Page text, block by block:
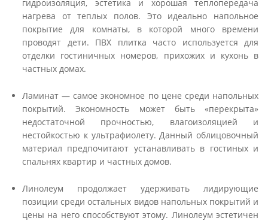
гидроизоляция, эстетика и хорошая теплопередача
нагрева от теплых полов. Это идеально напольное
покрытие для комнаты, в которой много времени
проводят дети. ПВХ плитка часто используется для
отделки гостиничных номеров, прихожих и кухонь в
частных домах.
Ламинат — самое экономное по цене среди напольных
покрытий. Экономность может быть «перекрыта»
недостаточной прочностью, влагоизоляцией и
нестойкостью к ультрафиолету. Данный облицовочный
материал предпочитают устанавливать в гостиных и
спальнях квартир и частных домов.
Линолеум продолжает удерживать лидирующие
позиции среди остальных видов напольных покрытий и
цены на него способствуют этому. Линолеум эстетичен